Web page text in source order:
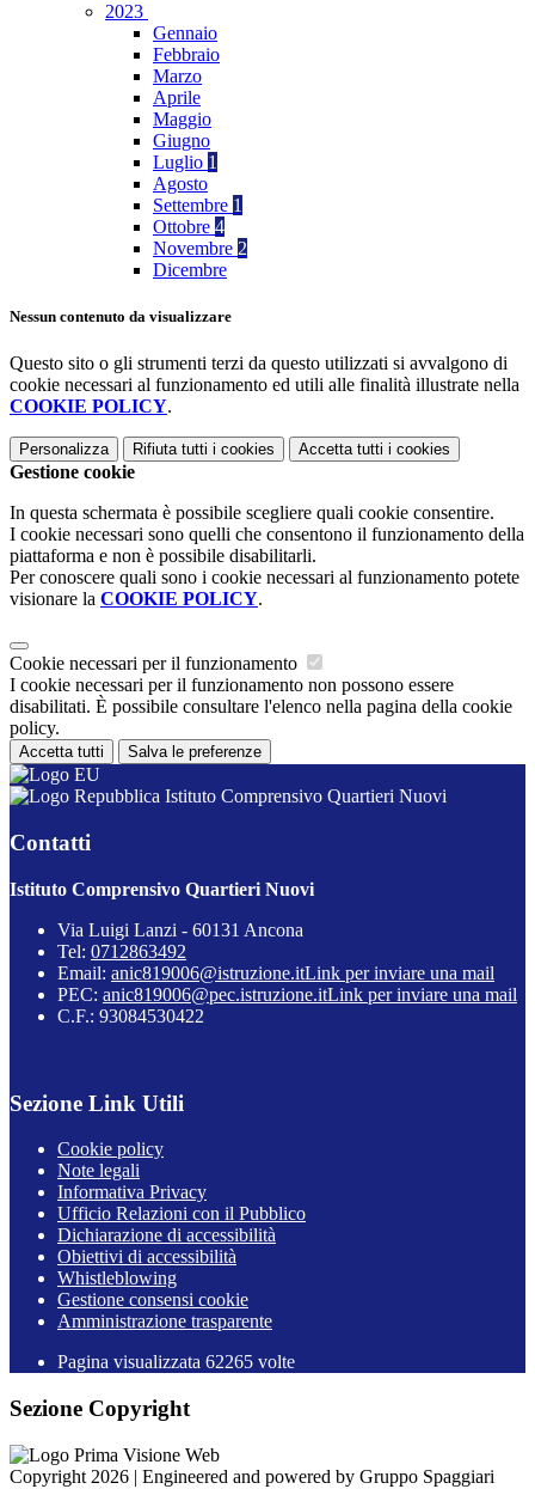
2023
Gennaio
Febbraio
Marzo
Aprile
Maggio
Giugno
Luglio 1
Agosto
Settembre 1
Ottobre 4
Novembre 2
Dicembre
Nessun contenuto da visualizzare
Questo sito o gli strumenti terzi da questo utilizzati si avvalgono di
cookie necessari al funzionamento ed utili alle finalità illustrate nella
COOKIE POLICY.
Personalizza Rifiuta tutti i cookies Accetta tutti i cookies
Gestione cookie
In questa schermata è possibile scegliere quali cookie consentire.
I cookie necessari sono quelli che consentono il funzionamento della
piattaforma e non è possibile disabilitarli.
Per conoscere quali sono i cookie necessari al funzionamento potete
visionare la COOKIE POLICY.
Cookie necessari per il funzionamento
I cookie necessari per il funzionamento non possono essere
disabilitati. È possibile consultare l'elenco nella pagina della cookie
policy.
Accetta tutti Salva le preferenze
Istituto Comprensivo Quartieri Nuovi
Contatti
Istituto Comprensivo Quartieri Nuovi
Via Luigi Lanzi - 60131 Ancona
Tel: 0712863492
Email: anic819006@istruzione.itLink per inviare una mail
PEC: anic819006@pec.istruzione.itLink per inviare una mail
C.F.: 93084530422
Sezione Link Utili
Cookie policy
Note legali
Informativa Privacy
Ufficio Relazioni con il Pubblico
Dichiarazione di accessibilità
Obiettivi di accessibilità
Whistleblowing
Gestione consensi cookie
Amministrazione trasparente
Pagina visualizzata 62265 volte
Sezione Copyright
Copyright 2026 | Engineered and powered by Gruppo Spaggiari